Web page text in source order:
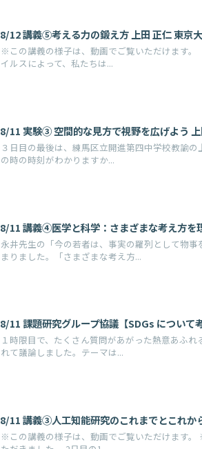
8/12 講義⑤考える力の鍛え方 上田 正仁 東京
※この講義の様子は、動画でご覧いただけます。
イルスによって、私たちは...
8/11 実験③ 空間的な見方で視野を広げよう
３日目の最後は、練馬区立開進第四中学校教諭
の時の時刻がわかりますか...
8/11 講義④医学と科学：さまざまな考え方
永井先生の「今の若者は、事実の羅列として物
まりました。「さまざまな考え方...
8/11 課題研究グループ協議【SDGs について
１時限目で、たくさん質問があがった熱意あふ
れて議論しました。テーマは...
8/11 講義③人工知能研究のこれまでとこれ
※この講義の様子は、動画でご覧いただけます